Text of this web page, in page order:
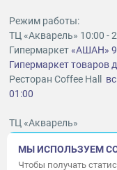
Режим работы:
ТЦ «Акварель» 10:00 -
Гипермаркет«АШАН»
Гипермаркет товаров
Ресторан Coffee Hall
01:00
ТЦ «Акварель»
г. Тольятти, шоссе
lt@aquarelle-centre.ru
МЫ ИСПОЛЬЗУЕМ
Чтобы получать